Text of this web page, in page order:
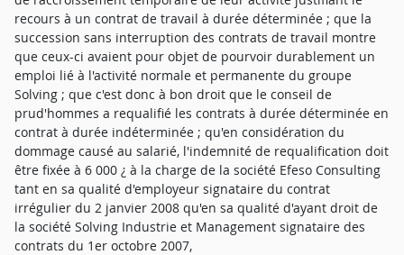
recours à un contrat de travail à durée déterminée ; que la
succession sans interruption des contrats de travail montre
que ceux-ci avaient pour objet de pourvoir durablement un
emploi lié à l'activité normale et permanente du groupe
Solving ; que c'est donc à bon droit que le conseil de
prud'hommes a requalifié les contrats à durée déterminée en
contrat à durée indéterminée ; qu'en considération du
dommage causé au salarié, l'indemnité de requalification doit
être fixée à 6 000 ¿ à la charge de la société Efeso Consulting
tant en sa qualité d'employeur signataire du contrat
irrégulier du 2 janvier 2008 qu'en sa qualité d'ayant droit de
la société Solving Industrie et Management signataire des
contrats du 1er octobre 2007,